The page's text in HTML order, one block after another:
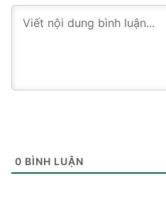
0 BÌNH LUẬN